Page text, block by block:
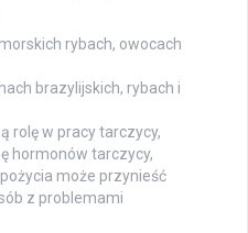
rybach, owocach
brazylijskich, rybach i
rolę w pracy tarczycy,
hormonów tarczycy,
może przynieść
z problemami